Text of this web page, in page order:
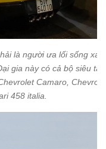
là người ưa lối sống xa
gia này có cả bộ siêu
Camaro,
458 italia.